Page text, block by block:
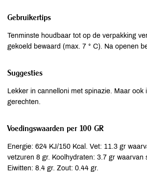
Gebruikertips
Tenminste houdbaar tot op de verpakking
gekoeld bewaard (max. 7 ° C). Na openen
Suggesties
Lekker in cannelloni met spinazie. Maar ook
gerechten.
Voedingswaarden per 100 GR
Energie: 624 KJ/150 Kcal. Vet: 11.3 gr
vetzuren 8 gr. Koolhydraten: 3.7 gr waarvan
Eiwitten: 8.4 gr. Zout: 0.44 gr.